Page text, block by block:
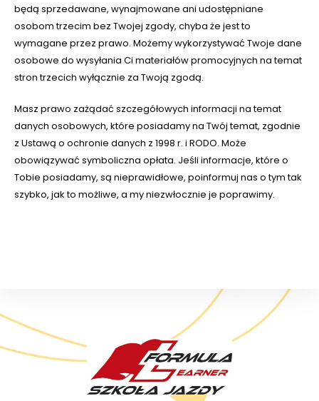
będą sprzedawane, wynajmowane ani udostępniane
osobom trzecim bez Twojej zgody, chyba że jest to
wymagane przez prawo. Możemy wykorzystywać Twoje dane
osobowe do wysyłania Ci materiałów promocyjnych na temat
stron trzecich wyłącznie za Twoją zgodą.
Masz prawo zażądać szczegółowych informacji na temat
danych osobowych, które posiadamy na Twój temat, zgodnie
z Ustawą o ochronie danych z 1998 r. i RODO. Może
obowiązywać symboliczna opłata. Jeśli informacje, które o
Tobie posiadamy, są nieprawidłowe, poinformuj nas o tym tak
szybko, jak to możliwe, a my niezwłocznie je poprawimy.